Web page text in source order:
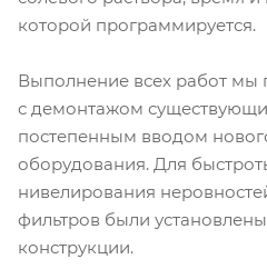
которой программируется.
Выполнение всех работ мы
с демонтажом
постепенным вводом
оборудования. Для
нивелирования
фильтров были
конструкции.